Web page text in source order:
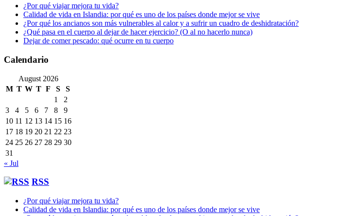
¿Por qué viajar mejora tu vida?
Calidad de vida en Islandia: por qué es uno de los países donde mejor se vive
¿Por qué los ancianos son más vulnerables al calor y a sufrir un cuadro de deshidratación?
¿Qué pasa en el cuerpo al dejar de hacer ejercicio? (O al no hacerlo nunca)
Dejar de comer pescado: qué ocurre en tu cuerpo
Calendario
August 2026
M T W T F S
S
1
2
3
4 5 6 7 8
9
10 11 12 13 14 15 16
17 18 19 20 21 22 23
24 25 26 27 28 29 30
31
« Jul
RSS
¿Por qué viajar mejora tu vida?
Calidad de vida en Islandia: por qué es uno de los países donde mejor se vive